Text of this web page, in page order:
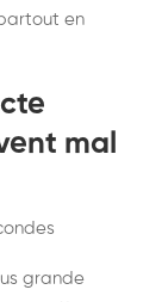
en
mal
grande